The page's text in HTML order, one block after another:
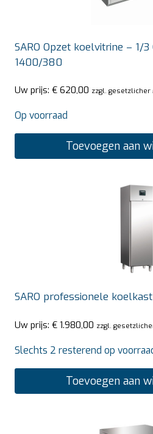
SARO Opzet koelvitrine – 1/3
1400/380
Uw prijs: € 620,00 zzgl. gesetzlicher
Op voorraad
Toevoegen aan
SARO professionele
Uw prijs: € 1.980,00 zzgl.
Slechts 2 resterend op
Toevoegen aan